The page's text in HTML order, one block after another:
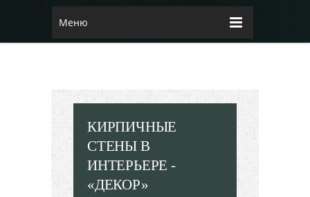
Меню
КИРПИЧНЫЕ
СТЕНЫ В
ИНТЕРЬЕРЕ -
«ДЕКОР»